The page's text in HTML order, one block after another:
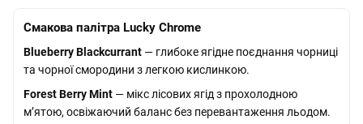
Смакова палітра Lucky Chrome
Blueberry Blackcurrant — глибоке ягідне поєднання чорниці
та чорної смородини з легкою кислинкою.
Forest Berry Mint — мікс лісових ягід з прохолодною
м’ятою, освіжаючий баланс без перевантаження льодом.